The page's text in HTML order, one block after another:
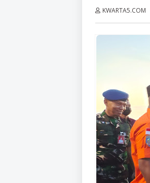
KWARTA5.COM